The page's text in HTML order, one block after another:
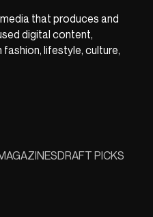
that produces and
digital content,
lifestyle, culture,
DRAFT PICKS